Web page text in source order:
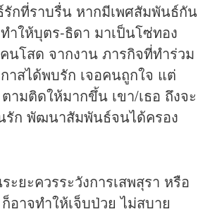
กที่ราบรื่น หากมีเพศสัมพันธ์กัน
ำให้บุตร-ธิดา มาเป็นโซ่ทอง
นโสด จากงาน ภารกิจที่ทำร่วม
าสได้พบรัก เจอคนถูกใจ แต่
ามติดให้มากขึ้น เขา/เธอ ถึงจะ
รัก พัฒนาสัมพันธ์จนได้ครอง
ะยะควรระวังการเสพสุรา หรือ
อาจทำให้เจ็บป่วย ไม่สบาย